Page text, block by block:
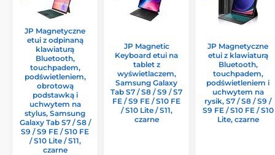
JP Magnetyczne
etui z odpinaną
klawiaturą
Bluetooth,
touchpadem,
podświetleniem,
obrotową
podstawką i
uchwytem na
stylus, Samsung
Galaxy Tab S7 / S8 /
S9 / S9 FE / S10 FE
/ S10 Lite / S11,
czarne
JP Magnetic
Keyboard etui na
tablet z
wyświetlaczem,
Samsung Galaxy
Tab S7 / S8 / S9 / S7
FE / S9 FE / S10 FE
/ S10 Lite / S11,
czarne
JP Magnetyczne
etui z klawiaturą
Bluetooth,
touchpadem,
podświetleniem i
uchwytem na
rysik, S7 / S8 / S9 /
S9 FE / S10 FE / S10
Lite, czarne